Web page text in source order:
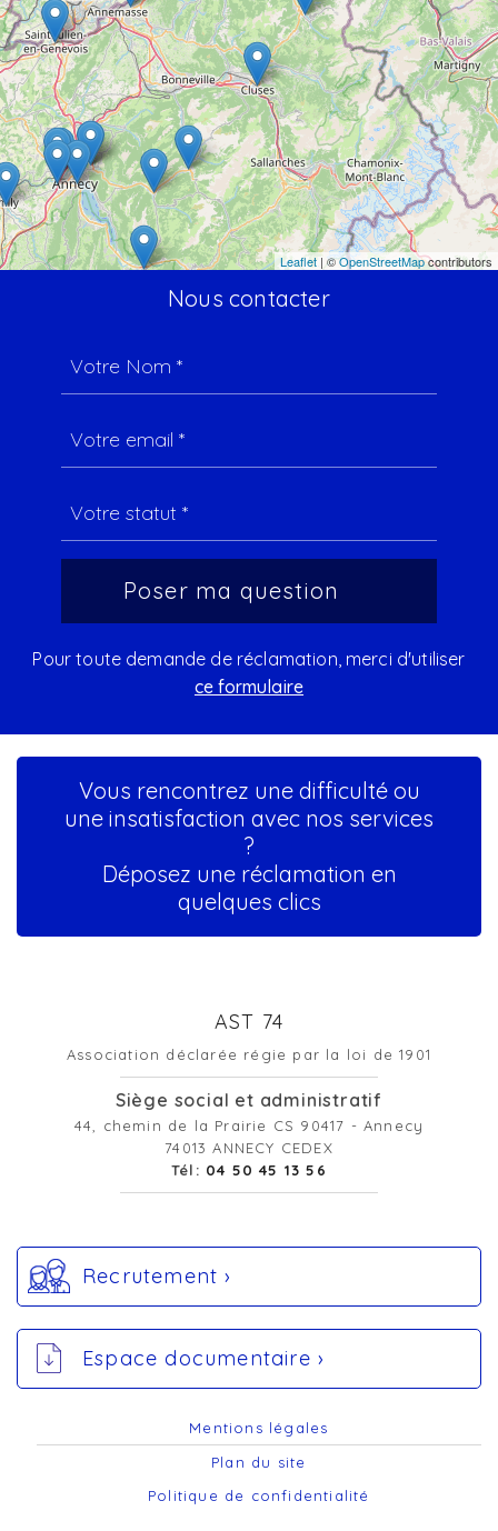
Leaflet | ©OpenStreetMapcontributors
Nous contacter
Pour toute demande de réclamation, merci d'utiliser
ce formulaire
Vous rencontrez une difficulté ou
une insatisfaction avec nos services
?
Déposez une réclamation en
quelques clics
AST 74
Association déclarée régie par la loi de 1901
Siège social et administratif
44, chemin de la Prairie CS 90417 - Annecy
74013 ANNECY CEDEX
Tél: 04 50 45 13 56
Recrutement ›
Espace documentaire ›
Mentions légales
Plan du site
Politique de confidentialité